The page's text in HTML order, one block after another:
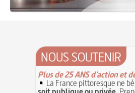
NOUS SOUTENIR
Plus de 25 ANS d'action et
La France pittoresque ne